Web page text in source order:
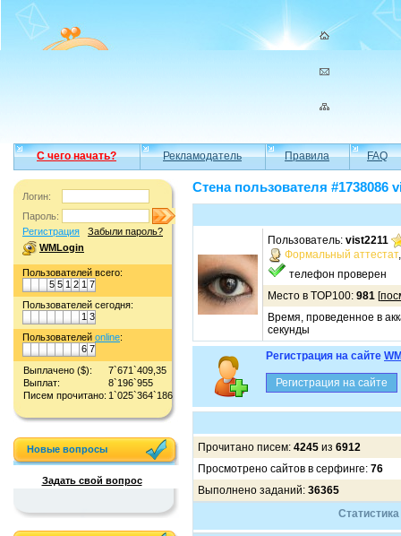
С чего начать? Рекламодатель Правила FAQ
Логин:
Пароль:
Регистрация
Забыли пароль?
WMLogin
Пользователей всего:
5 5 1 2 1 7
Пользователей сегодня:
1 3
Пользователей online:
6 7
Выплачено ($):
7`671`409,35
Выплат:
8`196`955
Писем прочитано: 1`025`364`186
Новые вопросы
Задать свой вопрос
Стена пользователя #1738086
Пользователь: vist2211
Формальный аттестат
телефон проверен
Место в TOP100: 981 [
Время, проведенное в
секунды
Регистрация на сайте
Прочитано писем: 4245 из 6912
Просмотрено сайтов в серфинге: 76
Выполнено заданий: 36365